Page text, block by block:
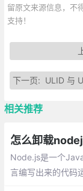
留原文来源信息，不
支持！
下一页: ULID 与
相关推荐
怎么卸载
Node.js是一个
言编写出来的代码